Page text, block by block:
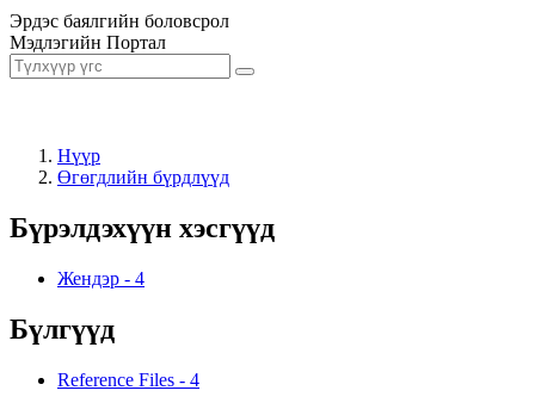
Эрдэс баялгийн боловсрол
Мэдлэгийн Портал
Нүүр
Өгөгдлийн бүрдлүүд
Бүрэлдэхүүн хэсгүүд
Жендэр - 4
Бүлгүүд
Reference Files - 4